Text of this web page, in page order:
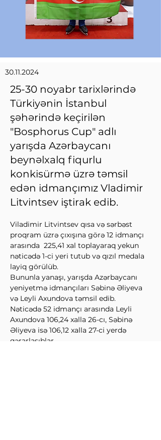
30.11.2024
25-30 noyabr tarixlərində
Türkiyənin İstanbul
şəhərində keçirilən
"Bosphorus Cup" adlı
yarışda Azərbaycanı
beynəlxalq fiqurlu
konkisürmə üzrə təmsil
edən idmançımız Vladimir
Litvintsev iştirak edib.
Viladimir Litvintsev qısa və sərbəst
proqram üzrə çıxışına görə 12 idmançı
arasında  225,41 xal toplayaraq yekun
nəticədə 1-ci yeri tutub və qızıl medala
layiq görülüb.
Bununla yanaşı, yarışda Azərbaycanı
yeniyetmə idmançıları Səbinə Əliyeva
və Leyli Axundova təmsil edib.
Nəticədə 52 idmançı arasında Leyli
Axundova 106,24 xalla 26-cı, Səbinə
Əliyeva isə 106,12 xalla 27-ci yerdə
qərarlaşıblar.